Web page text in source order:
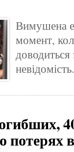
Вимушена
момент,
доводиться
невідомість.
потерях